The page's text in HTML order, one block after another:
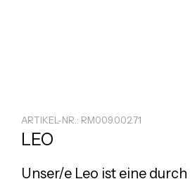
ARTIKEL-NR.: RM009.002.71
LEO
Unser/e Leo ist eine